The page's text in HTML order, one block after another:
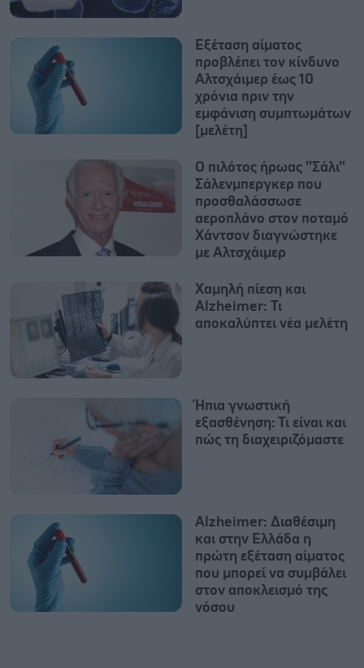
Εξέταση αίματος
προβλέπει τον κίνδυνο
Αλτσχάιμερ έως 10
χρόνια πριν την
εμφάνιση συμπτωμάτων
[μελέτη]
Ο πιλότος ήρωας ''Σάλι''
Σάλενμπεργκερ που
προσθαλάσσωσε
αεροπλάνο στον ποταμό
Χάντσον διαγνώστηκε
με Αλτσχάιμερ
Χαμηλή πίεση και
Alzheimer: Τι
αποκαλύπτει νέα μελέτη
Ήπια γνωστική
εξασθένηση: Τι είναι και
πώς τη διαχειριζόμαστε
Alzheimer: Διαθέσιμη
και στην Ελλάδα η
πρώτη εξέταση αίματος
που μπορεί να συμβάλει
στον αποκλεισμό της
νόσου